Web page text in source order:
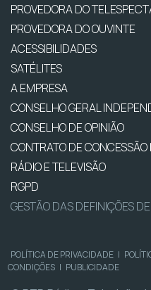
PROVEDORA DO
PROVEDORA DO OUVINTE
ACESSIBILIDADES
SATÉLITES
A EMPRESA
CONSELHO GERAL
CONSELHO DE OPINIÃO
CONTRATO DE
RÁDIO E TELEVISÃO
RGPD
GESTÃO DAS DEFINIÇÕES
POLÍTICA DE PRIVACIDADE |
CONDIÇÕES | PUBLICIDADE